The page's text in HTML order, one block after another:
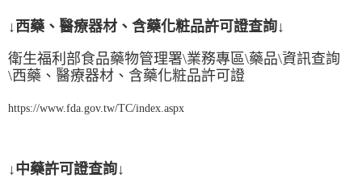
↓西藥、醫療器材、含藥化粧品許可證查詢↓
衛生福利部食品藥物管理署\業務專區\藥品\資訊查詢
\西藥、醫療器材、含藥化粧品許可證
https://www.fda.gov.tw/TC/index.aspx
↓中藥許可證查詢↓